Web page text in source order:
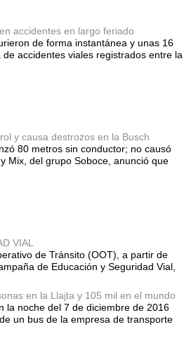
accidentes en largo feriado
de forma instantánea y unas 16
accidentes viales registrados entre la
y causa destrozos en la Busch
80 metros sin conductor; no causó
Mix, del grupo Soboce, anunció que
VIAL
de Tránsito (OOT), a partir de
de Educación y Seguridad Vial,
en la Llajta y 105 mil en el mundo
la noche del 7 de diciembre de 2016
un bus de la empresa de transporte